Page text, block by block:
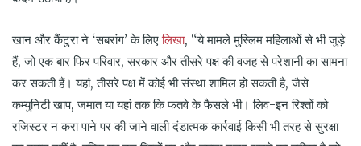
खान और कैंटुरा ने ‘सबरांग’ के लिएलिखा, “ये मामले मुस्लिम महिलाओं से भी जुड़े
हैं, जो एक बार फिर परिवार, सरकार और तीसरे पक्ष की वजह से परेशानी का सामना
कर सकती हैं। यहां, तीसरे पक्ष में कोई भी संस्था शामिल हो सकती है, जैसे
कम्युनिटी खाप, जमात या यहां तक कि फतवे के फैसले भी। लिव-इन रिश्तों को
रजिस्टर न करा पाने पर की जाने वाली दंडात्मक कार्रवाई किसी भी तरह से सुरक्षा